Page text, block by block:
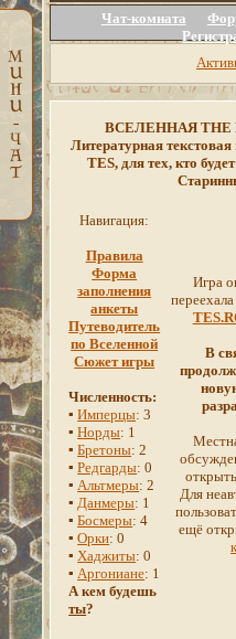
Чат-комната
ВСЕЛЕННАЯ THE
Литературная
TES, для тех, кто
Навигация:
Правила
Форма
заполнения
анкеты
Путеводитель
по Вселенной
Сюжет игры
Численность:
▪Имперцы: 3
▪Норды: 1
▪Бретоны: 2
▪Редгарды: 0
▪Альтмеры: 2
▪Данмеры: 1
▪Босмеры: 4
▪Орки: 0
▪Хаджиты: 0
▪Аргониане: 1
А кем будешь
ты?
Игра
В
Для
ещё